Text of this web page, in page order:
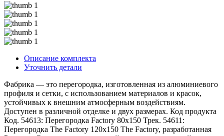
Описание комплекта
Уточнить детали
Фабрика — это перегородка, изготовленная из алюминиевого
профиля и сетки, с использованием материалов и красок,
устойчивых к внешним атмосферным воздействиям.
Доступен в различной отделке и двух размерах. Код продукта
Код. 54613: Перегородка Factory 80х150 Трек. 54611:
Перегородка The Factory 120x150 The Factory, разработанная